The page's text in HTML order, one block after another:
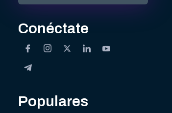
Conéctate
Populares